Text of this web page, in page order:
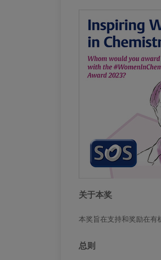
关于本奖
本奖旨在支持和奖励在有
总则